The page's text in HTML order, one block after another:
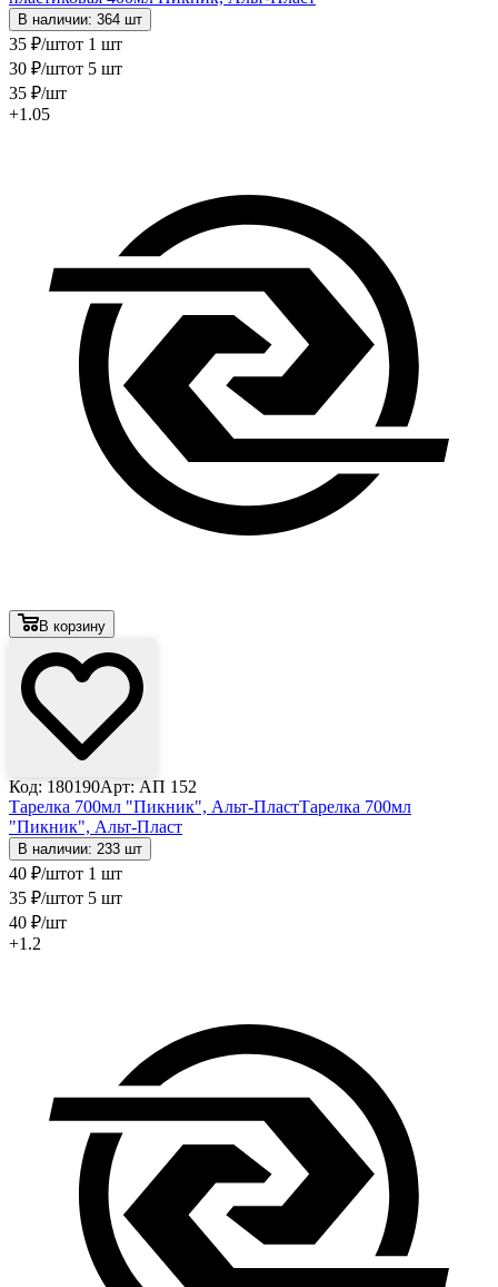
В наличии: 364 шт
35 ₽/штот 1 шт
30 ₽/штот 5 шт
35 ₽/шт
+1.05
В корзину
Код: 180190Арт: АП 152
Тарелка 700мл "Пикник", Альт-ПластТарелка 700мл
"Пикник", Альт-Пласт
В наличии: 233 шт
40 ₽/штот 1 шт
35 ₽/штот 5 шт
40 ₽/шт
+1.2